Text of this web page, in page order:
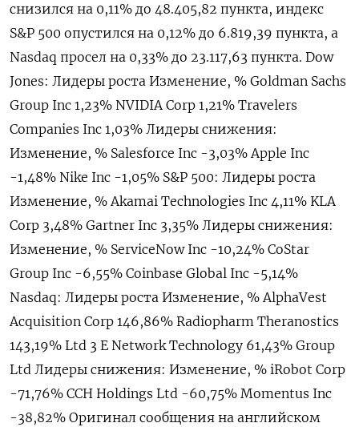
снизился на 0,11% до 48.405,82 пункта, индекс
S&P 500 опустился на 0,12% до 6.819,39​ пункта, а
Nasdaq просел на 0,33% до 23.117,63 пункта. Dow
Jones: Лидеры роста Изменение, % Goldman Sachs
Group Inc 1,23% NVIDIA Corp 1,21% Travelers
Companies Inc 1,03% Лидеры снижения:
Изменение, % Salesforce Inc -3,03% Apple Inc
-1,48% Nike Inc -1,05% S&P 500: Лидеры роста
Изменение, % Akamai Technologies Inc 4,11% KLA
Corp 3,48% Gartner Inc 3,35% Лидеры снижения:
Изменение, % ServiceNow Inc -10,24% CoStar
Group Inc -6,55% Coinbase Global Inc -5,14%
Nasdaq: Лидеры роста Изменение, % AlphaVest
Acquisition Corp 146,86% Radiopharm Theranostics
143,19% Ltd 3 E Network Technology 61,43% Group
Ltd Лидеры снижения: Изменение, % iRobot Corp
-71,76% CCH Holdings Ltd -60,75% Momentus Inc
-38,82% Оригинал сообщения на английском